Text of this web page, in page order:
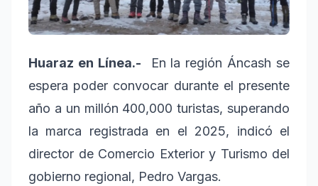
Huaraz en Línea.- En la región Áncash se
espera poder convocar durante el presente
año a un millón 400,000 turistas, superando
la marca registrada en el 2025, indicó el
director de Comercio Exterior y Turismo del
gobierno regional, Pedro Vargas.